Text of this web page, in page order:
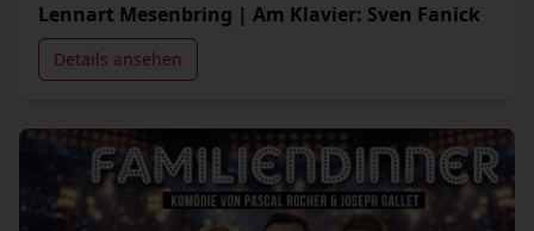
Lennart Mesenbring | Am Klavier: Sven Fanick
Details ansehen